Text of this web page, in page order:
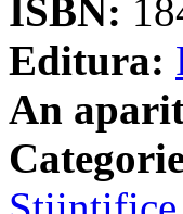
ISBN:
Editura:
An